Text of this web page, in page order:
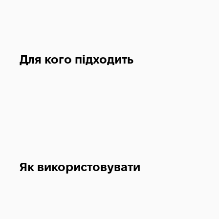
Для кого підходить
Як використовувати